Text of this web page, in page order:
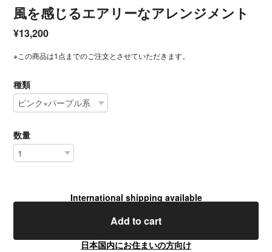
風を感じるエアリーなアレンジメント
¥13,200
※この商品は1点までのご注文とさせていただきます。
種類
数量
International shipping available
Add to cart
日本国内にお住まいの方向け